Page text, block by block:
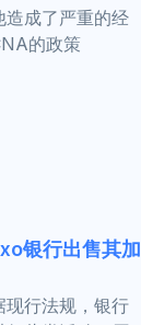
成了严重的经
的政策
银行出售其加
现行法规，银行